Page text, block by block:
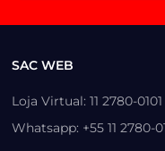
SAC WEB
Loja Virtual: 11 2780-0101
Whatsapp: +55 11 2780-